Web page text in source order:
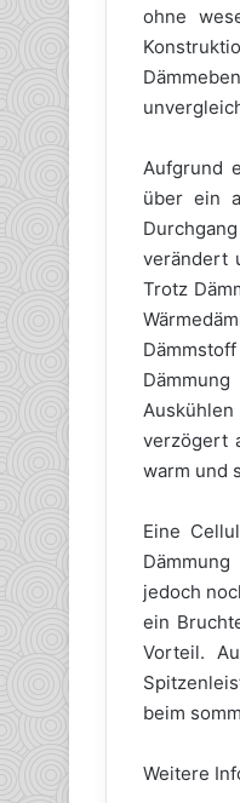
ohne
Aufgrund
über ein
verändert
Trotz
verzögert
warm und
Eine
jedoch
ein
Vorteil.
beim
Weitere